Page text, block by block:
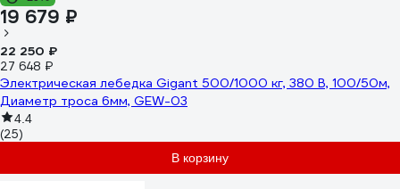
19 679 ₽
22 250 ₽
27 648 ₽
Электрическая лебедка Gigant 500/1000 кг, 380 В, 100/50м,
Диаметр троса 6мм, GEW-03
4.4
(25)
В корзину